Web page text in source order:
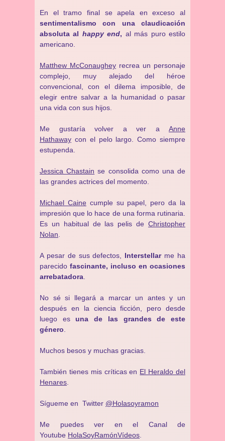
En el tramo final se apela en exceso al
sentimentalismo con una claudicación
absoluta al happy end, al más puro estilo
americano.
Matthew McConaughey recrea un personaje
complejo, muy alejado del héroe
convencional, con el dilema imposible, de
elegir entre salvar a la humanidad o pasar
una vida con sus hijos.
Me gustaría volver a ver a Anne
Hathaway con el pelo largo. Como siempre
estupenda.
Jessica Chastain se consolida como una de
las grandes actrices del momento.
Michael Caine cumple su papel, pero da la
impresión que lo hace de una forma rutinaria.
Es un habitual de las pelis de Christopher
Nolan
A pesar de sus defectos, Interstellarme ha
parecido fascinante, incluso en ocasiones
arrebatadora
No sé si llegará a marcar un antes y un
después en la ciencia ficción, pero desde
luego esuna de las grandes de este
género
Muchos besos y muchas gracias.
También tienes mis críticas en El Heraldo del
Henares
Sígueme en Twitter @Holasoyramon
Me puedes ver en el Canal de
Youtube HolaSoyRamónVídeos